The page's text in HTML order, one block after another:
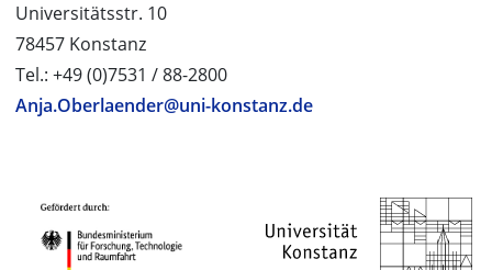
Universitätsstr. 10
78457 Konstanz
Tel.: +49 (0)7531 / 88-2800
Anja.Oberlaender@uni-konstanz.de